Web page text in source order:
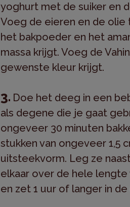
yoghurt met de suiker en
Voeg de eieren en de
het bakpoeder en het
massa krijgt. Voeg de
gewenste kleur krijgt.
Doe het deeg in een
als degene die je gaat
ongeveer 30 minuten
stukken van ongeveer 1,5
uitsteekvorm. Leg ze
elkaar over de hele lengte
en zet 1 uur of langer in de